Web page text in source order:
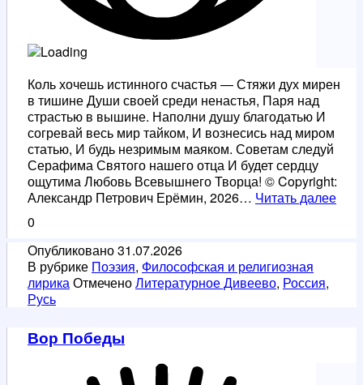
Коль хочешь истинного счастья — Стяжи дух мирен
в тишине Души своей среди ненастья, Паря над
страстью в вышине. Наполни душу благодатью И
согревай весь мир тайком, И вознесись над миром
статью, И будь незримым маяком. Советам следуй
Серафима Святого нашего отца И будет сердцу
ощутима Любовь Всевышнего Творца! © Copyright:
Александр Петрович Ерёмин, 2026… Читать далееДух
0
Опубликовано31.07.2026
В рубрике Поэзия, Философская и религиозная
лирикаОтмеченоЛитературное Дивеево, Россия,
Русь
Вор Победы